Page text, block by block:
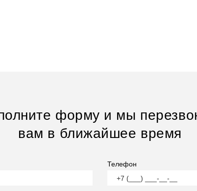
форму и мы
вам в ближайшее время
Телефон